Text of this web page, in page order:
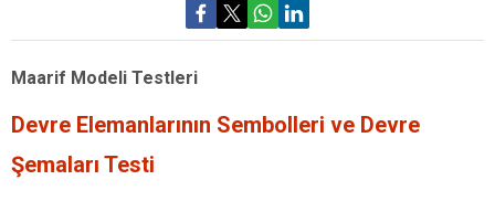
Maarif Modeli Testleri
Devre Elemanlarının Sembolleri ve Devre
Şemaları Testi